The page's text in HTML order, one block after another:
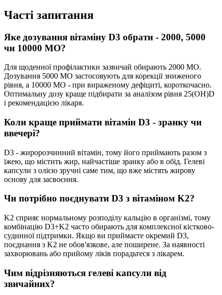
Часті запитання
Яке дозування вітаміну D3 обрати - 2000, 5000
чи 10000 МО?
Для щоденної профілактики зазвичай обирають 2000 МО.
Дозування 5000 МО застосовують для корекції зниженого
рівня, а 10000 МО - при вираженому дефіциті, короткочасно.
Оптимальну дозу краще підбирати за аналізом рівня 25(OH)D
і рекомендацією лікаря.
Коли краще приймати вітамін D3 - зранку чи
ввечері?
D3 - жиророзчинний вітамін, тому його приймають разом з
їжею, що містить жир, найчастіше зранку або в обід. Гелеві
капсули з олією зручні саме тим, що вже містять жирову
основу для засвоєння.
Чи потрібно поєднувати D3 з вітаміном K2?
K2 сприяє нормальному розподілу кальцію в організмі, тому
комбінацію D3+K2 часто обирають для комплексної кістково-
судинної підтримки. Якщо ви приймаєте окремий D3,
поєднання з K2 не обов'язкове, але поширене. За наявності
захворювань або прийому ліків порадьтеся з лікарем.
Чим відрізняються гелеві капсули від
звичайних?